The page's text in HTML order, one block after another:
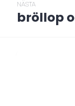
NÄSTA
Nästa
bröllop